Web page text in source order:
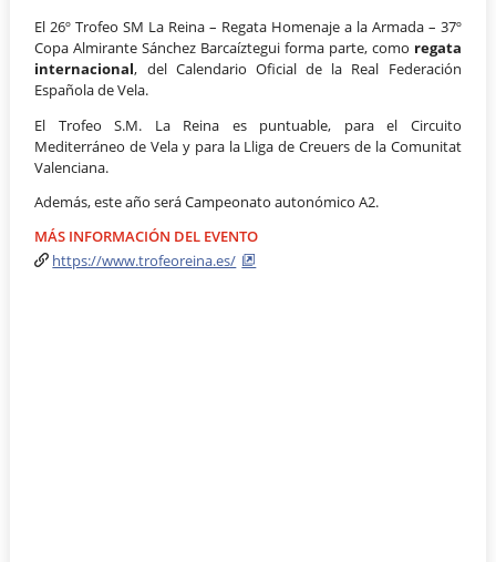
El 26º Trofeo SM La Reina – Regata Homenaje a la Armada – 37º
Copa Almirante Sánchez Barcaíztegui forma parte, como regata
internacional, del Calendario Oficial de la Real Federación
Española de Vela.
El Trofeo S.M. La Reina es puntuable, para el Circuito
Mediterráneo de Vela y para la Lliga de Creuers de la Comunitat
Valenciana.
Además, este año será Campeonato autonómico A2.
MÁS INFORMACIÓN DEL EVENTO
https://www.trofeoreina.es/